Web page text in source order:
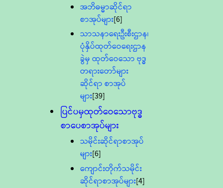
အဘိဓမ္မာဆိုင်ရာ
စာအုပ်များ[6]
သာသနာရေးဦးစီးဌာန၊
ပုံနှိပ်ထုတ်ဝေရေးဌာန
ခွဲမှ ထုတ်ဝေသော ဗုဒ္ဓ
တရားတော်များ
ဆိုင်ရာ စာအုပ်
များ[39]
ပြင်ပမှထုတ်ဝေသောဗုဒ္ဓ
စာပေစာအုပ်များ
သမိုင်းဆိုင်ရာစာအုပ်
များ[6]
ကျောင်းတိုက်သမိုင်း
ဆိုင်ရာစာအုပ်များ[4]